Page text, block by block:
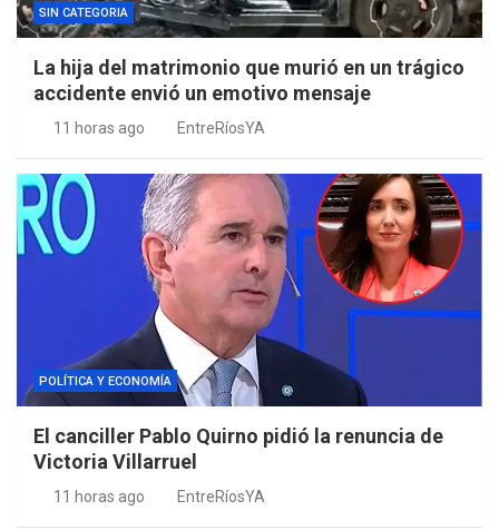
SIN CATEGORIA
La hija del matrimonio que murió en un trágico
accidente envió un emotivo mensaje
11 horas ago EntreRíosYA
POLÍTICA Y ECONOMÍA
El canciller Pablo Quirno pidió la renuncia de
Victoria Villarruel
11 horas ago EntreRíosYA